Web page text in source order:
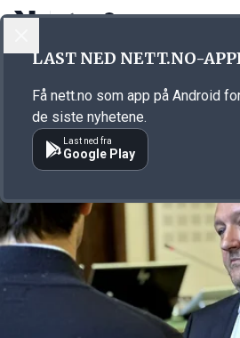
Annonsørinnhold
LAST NED NETT.NO-
Få nett.no som app på Android
de siste nyhetene.
Last ned fra
Google Play